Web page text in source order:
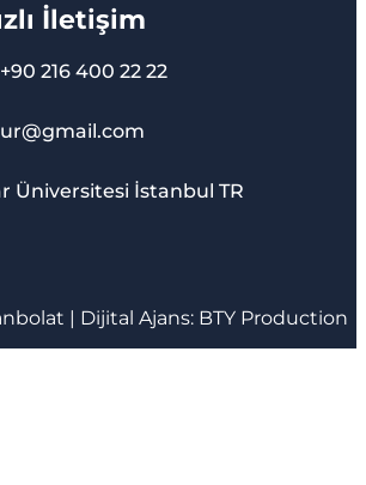
İletişim
+90 216 400 22 22
Üniversitesi İstanbul TR
| Dijital Ajans: BTY Production